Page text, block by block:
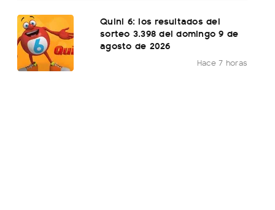
Quini 6: los resultados del
sorteo 3.398 del domingo 9 de
agosto de 2026
Hace 7 horas